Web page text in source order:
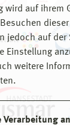
wird auf ihrem
jedoch auf der
Einstellung
weitere
Verarbeitung